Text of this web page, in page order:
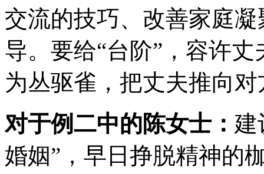
交流的技巧、改善家庭
导。要给“台阶”，容许
为丛驱雀，把丈夫推向对
对于例二中的陈女士： 建
婚姻”，早日挣脱精神的